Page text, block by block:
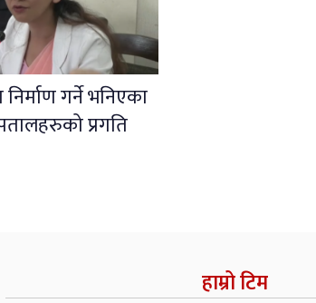
गर्ने भनिएका
प्रगति
हाम्रो टिम